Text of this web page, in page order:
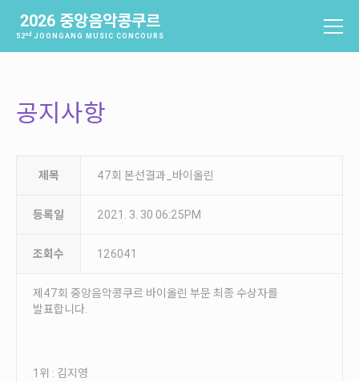
2026 중앙음악콩쿠르
52nd JOONGANG MUSIC CONCOURS
소개
역사
역대수상자
과제곡 및 요강
참가신청 및 확인
참가신청확인
안내
공지사항
제목 47회 본선결과_바이올린
등록일 2021. 3. 30 06:25PM
조회수 126041
제47회 중앙음악콩쿠르 바이올린 부문 최종 수상자를
발표합니다.
1위 : 김지영